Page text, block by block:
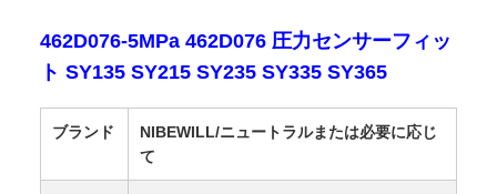
462D076-5MPa 462D076 圧力センサーフィッ
ト SY135 SY215 SY235 SY335 SY365
ブランド
NIBEWILL/ニュートラルまたは必要に応じ
て